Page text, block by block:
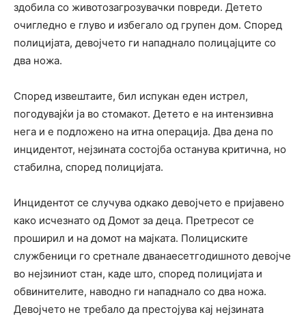
здобила со животозагрозувачки повреди. Детето
очигледно е глуво и избегало од групен дом. Според
полицијата, девојчето ги нападнало полицајците со
два ножа.
Според извештаите, бил испукан еден истрел,
погодувајќи ја во стомакот. Детето е на интензивна
нега и е подложено на итна операција. Два дена по
инцидентот, нејзината состојба останува критична, но
стабилна, според полицијата.
Инцидентот се случува одкако девојчето е пријавено
како исчезнато од Домот за деца. Претресот се
проширил и на домот на мајката. Полициските
службеници го сретнале дванаесетгодишното девојче
во нејзиниот стан, каде што, според полицијата и
обвинителите, наводно ги нападнало со два ножа.
Девојчето не требало да престојува кај нејзината